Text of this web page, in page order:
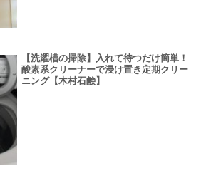
【洗濯槽の掃除】入れて待つだけ簡単！
酸素系クリーナーで浸け置き定期クリー
ニング【木村石鹸】